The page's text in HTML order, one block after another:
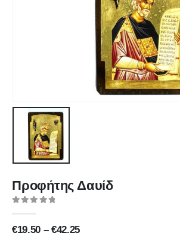
Προφήτης Δαυίδ
€19.50 – €42.25Price